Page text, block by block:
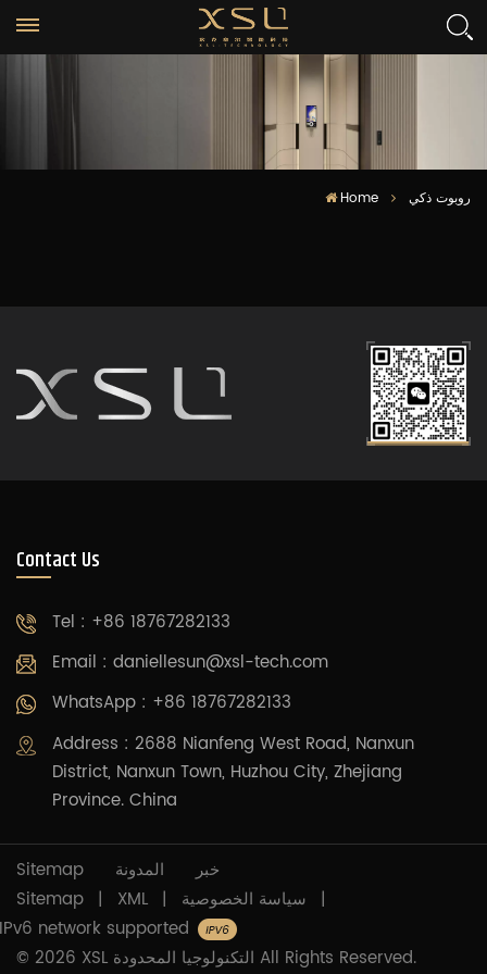
Home روبوت ذكي
Contact Us
Tel : +86 18767282133
Email : daniellesun@xsl-tech.com
WhatsApp : +86 18767282133
Address : 2688 Nianfeng West Road, Nanxun
District, Nanxun Town, Huzhou City, Zhejiang
Province. China
Sitemap المدونة
خبر
Sitemap | XML | سياسة الخصوصية |
IPv6 network supported
© 2026 XSL التكنولوجيا المحدودة All Rights Reserved.